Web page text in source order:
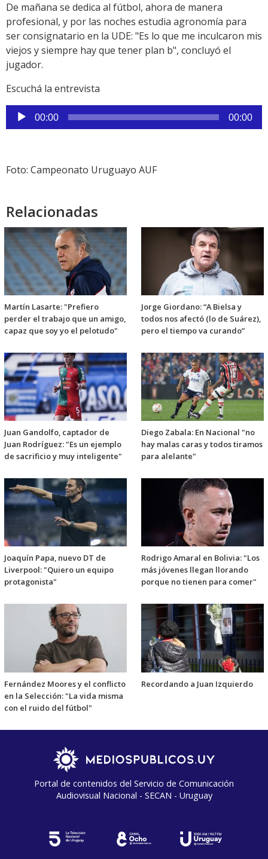
De mañana se dedica al fútbol, ahora de manera
profesional, y por las noches estudia agronomía para
ser consignatario en la UDE: "Es lo que me inculcaron mis
viejos y siempre hay que tener plan b", concluyó el
jugador.
Escuchá la entrevista
Reproductor
de
00:00 00:00
Foto: Campeonato Uruguayo AUF
Relacionadas
Martín Lasarte: "Prefiero
perder el trabajo que un amigo,
capaz que soy yo el pelotudo"
Jorge Giordano: “A Bielsa y
todos nos afectó (lo de Suárez),
pero el tiempo va curando”
Juan Gandolfo, captador de
Juan Rodríguez: "Es un ejemplo
de sacrificio y muy inteligente"
Diego Zabala: En Nacional "no
hay malas caras y todos tiramos
para alelante"
Joaquín Papa, nuevo DT de
Liverpool: "Quiero un equipo
protagonista"
Rodrigo Amaral en Bolivia: "Los
más jóvenes llegan llorando
porque no tienen para comer"
Fernández Moores y el conflicto
en la Selección: "La vida misma
con el ruido del fútbol"
Recordando a Juan Izquierdo
Portal de contenidos del Servicio de Comunicación
Audiovisual Nacional - SECAN - Uruguay